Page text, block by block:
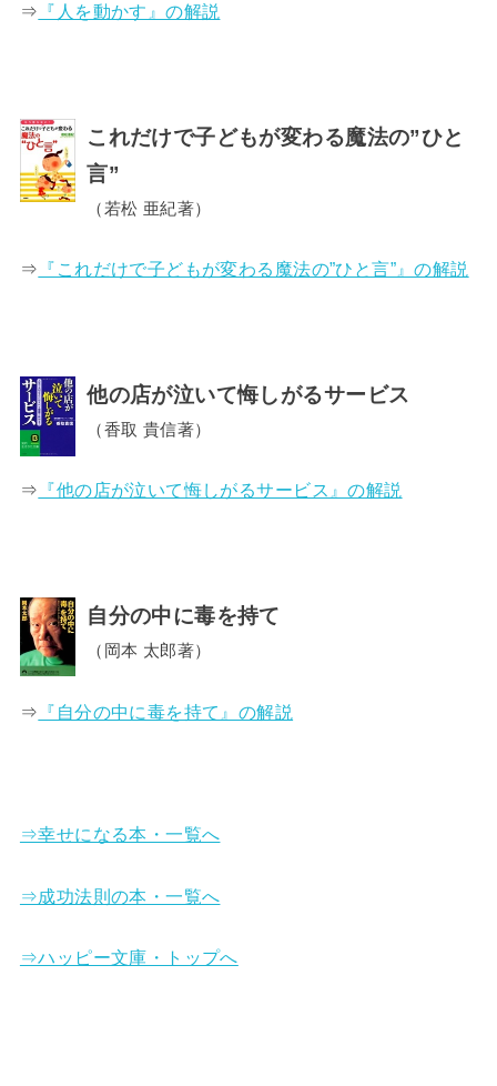
⇒ 『人を動かす』の解説
これだけで子どもが変わる魔法の”ひと
言”
（若松 亜紀著）
⇒ 『これだけで子どもが変わる魔法の”ひと言”』の解説
他の店が泣いて悔しがるサービス
（香取 貴信著）
⇒ 『他の店が泣いて悔しがるサービス』の解説
自分の中に毒を持て
（岡本 太郎著）
⇒ 『自分の中に毒を持て』の解説
⇒幸せになる本・一覧へ
⇒成功法則の本・一覧へ
⇒ハッピー文庫・トップへ